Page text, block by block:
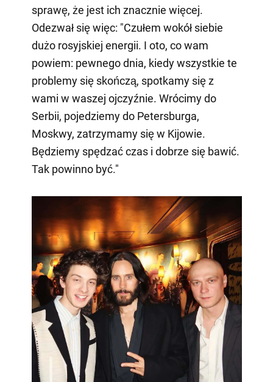
sprawę, że jest ich znacznie więcej.
Odezwał się więc: "Czułem wokół siebie
dużo rosyjskiej energii. I oto, co wam
powiem: pewnego dnia, kiedy wszystkie te
problemy się skończą, spotkamy się z
wami w waszej ojczyźnie. Wrócimy do
Serbii, pojedziemy do Petersburga,
Moskwy, zatrzymamy się w Kijowie.
Będziemy spędzać czas i dobrze się bawić.
Tak powinno być."